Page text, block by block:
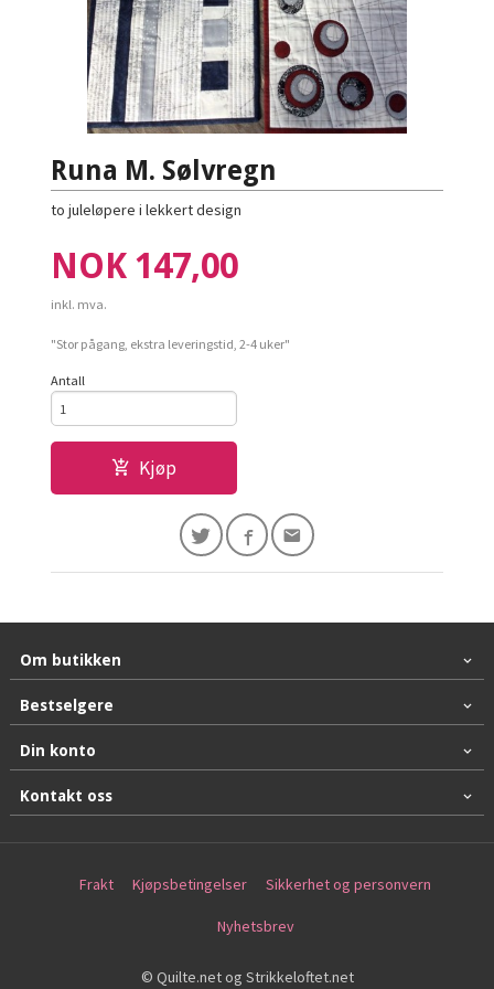
Runa M. Sølvregn
to juleløpere i lekkert design
Pris
NOK 147,00
inkl. mva.
"Stor pågang, ekstra leveringstid, 2-4 uker"
Antall
Kjøp
Om butikken
Bestselgere
Din konto
Kontakt oss
Frakt Kjøpsbetingelser Sikkerhet og personvern
Nyhetsbrev
© Quilte.net og Strikkeloftet.net